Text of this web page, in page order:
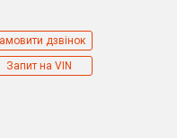
дзвінок
Запит на VIN